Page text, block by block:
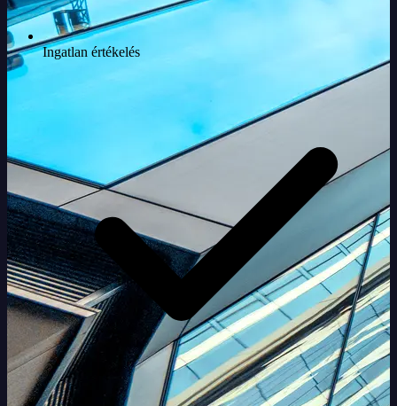
Ingatlan értékelés